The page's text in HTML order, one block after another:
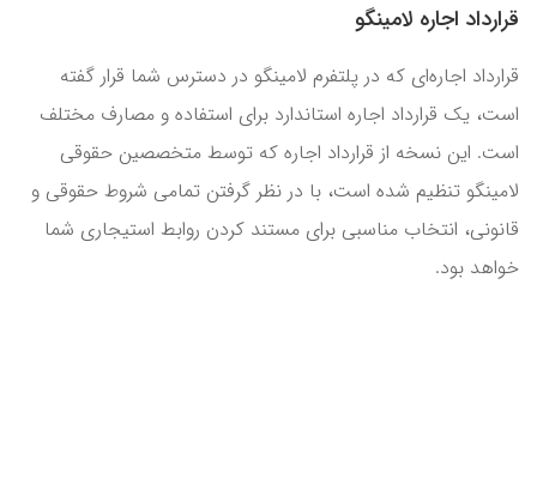
قرارداد اجاره لامینگو
قرارداد اجاره‌ای که در پلتفرم لامینگو در دسترس شما قرار گفته
است، یک قرارداد اجاره استاندارد برای استفاده و مصارف مختلف
است. این نسخه از قرارداد اجاره که توسط متخصصین حقوقی
لامینگو تنظیم شده است، با در نظر گرفتن تمامی شروط حقوقی و
قانونی، انتخاب مناسبی برای مستند کردن روابط استیجاری شما
خواهد بود.